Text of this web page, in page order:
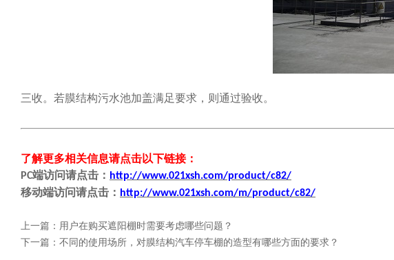
三收。若膜结构污水池加盖满足要求，则通过验收。
了解更多相关信息请点击以下链接：
PC端访问请点击 ： http://www.021xsh.com/product/c82/
移动端访问请点击 ： http://www.021xsh.com/m/product/c82/
上一篇： 用户在购买遮阳棚时需要考虑哪些问题？
下一篇： 不同的使用场所，对膜结构汽车停车棚的造型有哪些方面的要求？